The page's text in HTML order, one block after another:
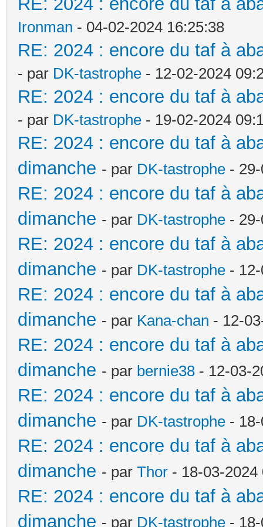
Ironman - 04-02-2024 16:25:38
RE: 2024 : encore du taf à
- par DK-tastrophe - 12-02-2024
RE: 2024 : encore du taf à
- par DK-tastrophe - 19-02-2024
RE: 2024 : encore du taf à
dimanche - par DK-tastrophe -
RE: 2024 : encore du taf à
dimanche - par DK-tastrophe -
RE: 2024 : encore du taf à
dimanche - par DK-tastrophe -
RE: 2024 : encore du taf à
dimanche - par Kana-chan - 12-
RE: 2024 : encore du taf à
dimanche - par bernie38 - 12-03-
RE: 2024 : encore du taf à
dimanche - par DK-tastrophe -
RE: 2024 : encore du taf à
dimanche - par Thor - 18-03-2024
RE: 2024 : encore du taf à
dimanche - par DK-tastrophe -